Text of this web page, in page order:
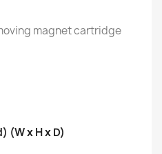
magnet cartridge
(W x H x D)